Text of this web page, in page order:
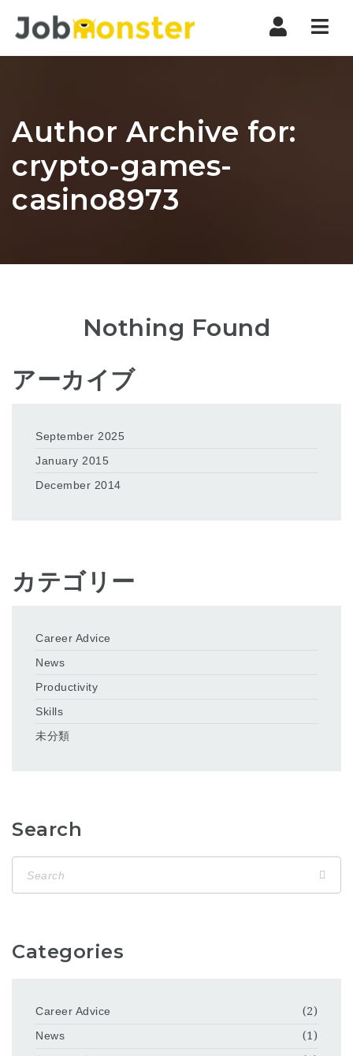
Author Archive for:
crypto-games-
casino8973
Nothing Found
アーカイブ
September 2025
January 2015
December 2014
カテゴリー
Career Advice
News
Productivity
Skills
未分類
Search
Categories
Career Advice
(2)
News
(1)